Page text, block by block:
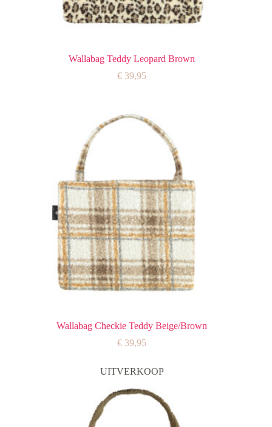
Wallabag Teddy Leopard Brown
€ 39,95
Wallabag Checkie Teddy Beige/Brown
€ 39,95
UITVERKOOP